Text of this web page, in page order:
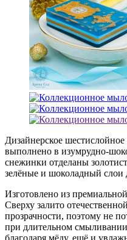
Дизайнерское
выполнено в изумрудно-
снежинки отделаны
зелёные и шоколадный слои
Изготовлено из
Сверху залито
прозрачности, поэтому не
при длительном